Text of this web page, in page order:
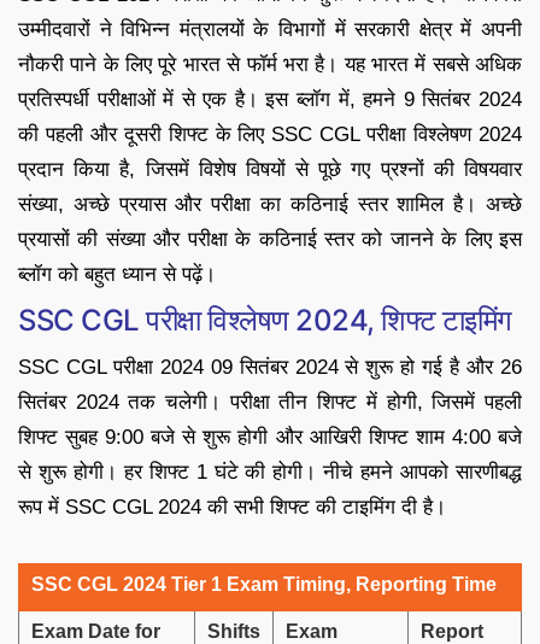
उम्मीदवारों ने विभिन्न मंत्रालयों के विभागों में सरकारी क्षेत्र में अपनी
नौकरी पाने के लिए पूरे भारत से फॉर्म भरा है। यह भारत में सबसे अधिक
प्रतिस्पर्धी परीक्षाओं में से एक है। इस ब्लॉग में, हमने 9 सितंबर 2024
की पहली और दूसरी शिफ्ट के लिए SSC CGL परीक्षा विश्लेषण 2024
प्रदान किया है, जिसमें विशेष विषयों से पूछे गए प्रश्नों की विषयवार
संख्या, अच्छे प्रयास और परीक्षा का कठिनाई स्तर शामिल है। अच्छे
प्रयासों की संख्या और परीक्षा के कठिनाई स्तर को जानने के लिए इस
ब्लॉग को बहुत ध्यान से पढ़ें।
SSC CGL परीक्षा विश्लेषण 2024, शिफ्ट टाइमिंग
SSC CGL परीक्षा 2024 09 सितंबर 2024 से शुरू हो गई है और 26
सितंबर 2024 तक चलेगी। परीक्षा तीन शिफ्ट में होगी, जिसमें पहली
शिफ्ट सुबह 9:00 बजे से शुरू होगी और आखिरी शिफ्ट शाम 4:00 बजे
से शुरू होगी। हर शिफ्ट 1 घंटे की होगी। नीचे हमने आपको सारणीबद्ध
रूप में SSC CGL 2024 की सभी शिफ्ट की टाइमिंग दी है।
SSC CGL 2024 Tier 1 Exam Timing, Reporting Time
Exam Date for
Shifts
Exam
Report